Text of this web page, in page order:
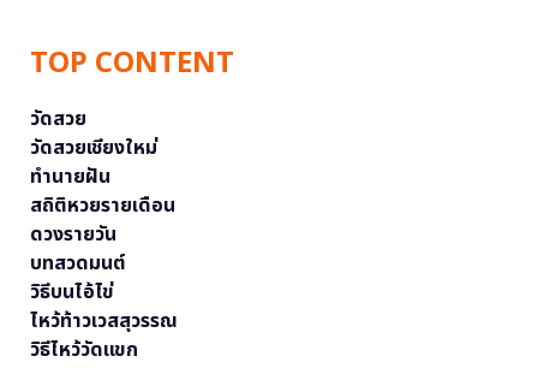
TOP CONTENT
วัดสวย
วัดสวยเชียงใหม่
ทำนายฝัน
สถิติหวยรายเดือน
ดวงรายวัน
บทสวดมนต์
วิธีบนไอ้ไข่
ไหว้ท้าวเวสสุวรรณ
วิธีไหว้วัดแขก